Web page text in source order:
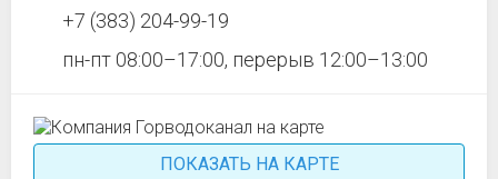
+7 (383) 204-99-19
пн-пт 08:00–17:00, перерыв 12:00–13:00
ПОКАЗАТЬ НА КАРТЕ